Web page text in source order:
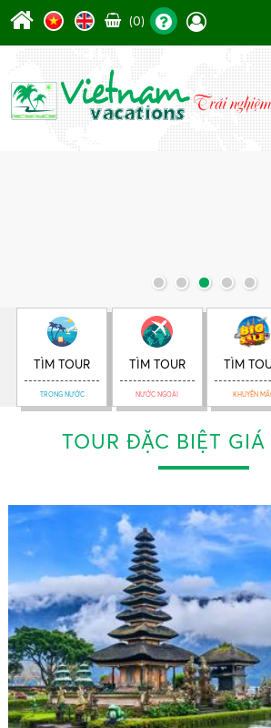
(0)
TÌM TOUR
TRONG NƯỚC
TÌM TOUR
NƯỚC NGOÀI
TÌM
KHUYẾN MÃI
TOUR ĐẶC BIỆT